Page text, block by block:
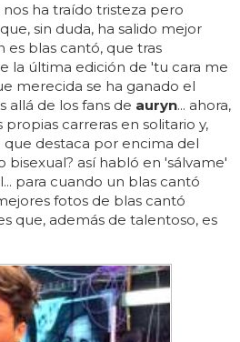
nos ha traído tristeza pero
sin duda, ha salido mejor
es blas cantó, que tras
la última edición de 'tu cara me
merecida se ha ganado el
allá de los fans de auryn... ahora,
carreras en solitario y,
destaca por encima del
bisexual? así habló en 'sálvame'
para cuando un blas cantó
fotos de blas cantó
que, además de talentoso, es